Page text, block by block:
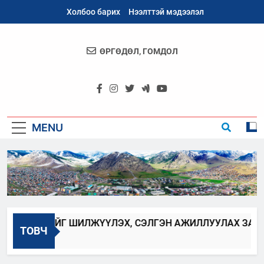
Холбоо барих Нээлттэй мэдээлэл
Архангай
ӨРГӨДӨЛ, ГОМДОЛ
MENU
ТОВЧ
ШИЛЖҮҮЛЭХ, СЭЛГЭН АЖИЛЛУУЛАХ ЗАР